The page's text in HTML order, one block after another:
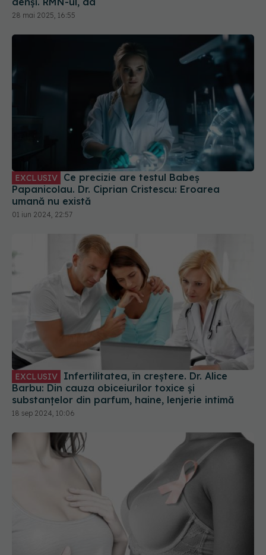
Papanicolau. Dr. Ciprian Cristescu: Eroarea
umană nu există
01 iun 2024, 22:57
EXCLUSIV
Barbu: Din cauza obiceiurilor toxice și
substanțelor din parfum, haine, lenjerie intimă
18 sep 2024, 10:06